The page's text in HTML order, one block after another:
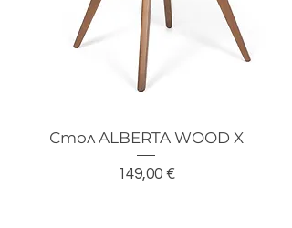
Стол ALBERTA WOOD X
Цена
149,00 €